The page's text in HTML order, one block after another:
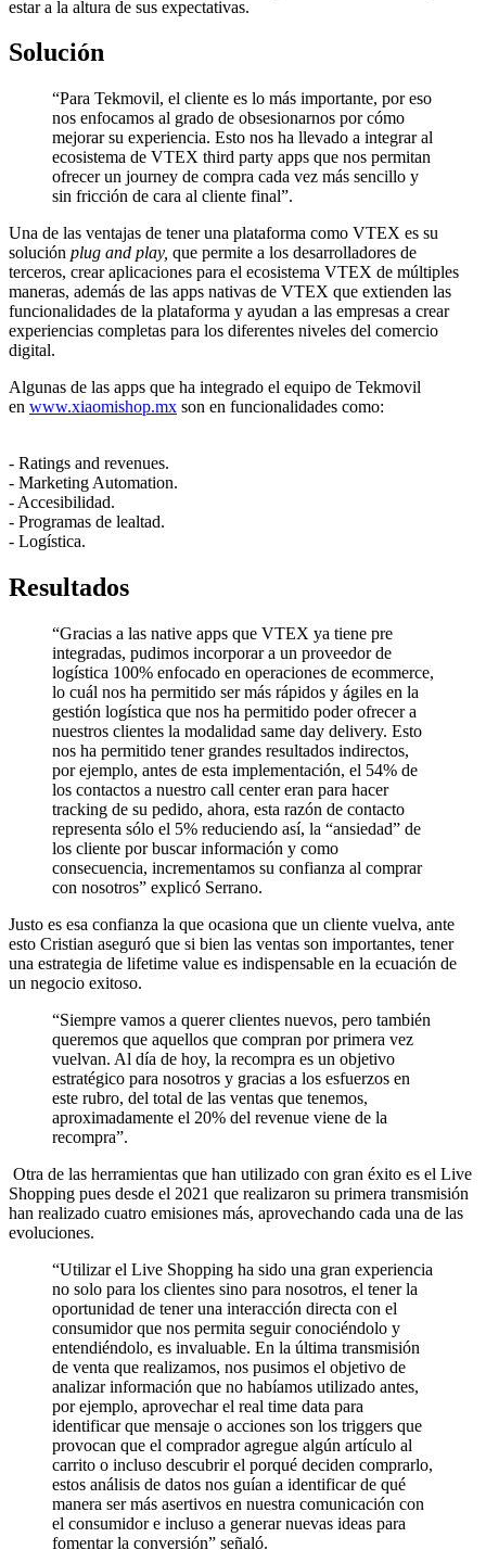
estar a la altura de sus expectativas.
Solución
“Para Tekmovil, el cliente es lo más importante, por eso
nos enfocamos al grado de obsesionarnos por cómo
mejorar su experiencia. Esto nos ha llevado a integrar al
ecosistema de VTEX third party apps que nos permitan
ofrecer un journey de compra cada vez más sencillo y
sin fricción de cara al cliente final”.
Una de las ventajas de tener una plataforma como VTEX es su
solución plug and play, que permite a los desarrolladores de
terceros, crear aplicaciones para el ecosistema VTEX de múltiples
maneras, además de las apps nativas de VTEX que extienden las
funcionalidades de la plataforma y ayudan a las empresas a crear
experiencias completas para los diferentes niveles del comercio
digital.
Algunas de las apps que ha integrado el equipo de Tekmovil
en www.xiaomishop.mx son en funcionalidades como:
- Ratings and revenues.
- Marketing Automation.
- Accesibilidad.
- Programas de lealtad.
- Logística.
Resultados
“Gracias a las native apps que VTEX ya tiene pre
integradas, pudimos incorporar a un proveedor de
logística 100% enfocado en operaciones de ecommerce,
lo cuál nos ha permitido ser más rápidos y ágiles en la
gestión logística que nos ha permitido poder ofrecer a
nuestros clientes la modalidad same day delivery. Esto
nos ha permitido tener grandes resultados indirectos,
por ejemplo, antes de esta implementación, el 54% de
los contactos a nuestro call center eran para hacer
tracking de su pedido, ahora, esta razón de contacto
representa sólo el 5% reduciendo así, la “ansiedad” de
los cliente por buscar información y como
consecuencia, incrementamos su confianza al comprar
con nosotros” explicó Serrano.
Justo es esa confianza la que ocasiona que un cliente vuelva, ante
esto Cristian aseguró que si bien las ventas son importantes, tener
una estrategia de lifetime value es indispensable en la ecuación de
un negocio exitoso.
“Siempre vamos a querer clientes nuevos, pero también
queremos que aquellos que compran por primera vez
vuelvan. Al día de hoy, la recompra es un objetivo
estratégico para nosotros y gracias a los esfuerzos en
este rubro, del total de las ventas que tenemos,
aproximadamente el 20% del revenue viene de la
recompra”.
Otra de las herramientas que han utilizado con gran éxito es el Live
Shopping pues desde el 2021 que realizaron su primera transmisión
han realizado cuatro emisiones más, aprovechando cada una de las
evoluciones.
“Utilizar el Live Shopping ha sido una gran experiencia
no solo para los clientes sino para nosotros, el tener la
oportunidad de tener una interacción directa con el
consumidor que nos permita seguir conociéndolo y
entendiéndolo, es invaluable. En la última transmisión
de venta que realizamos, nos pusimos el objetivo de
analizar información que no habíamos utilizado antes,
por ejemplo, aprovechar el real time data para
identificar que mensaje o acciones son los triggers que
provocan que el comprador agregue algún artículo al
carrito o incluso descubrir el porqué deciden comprarlo,
estos análisis de datos nos guían a identificar de qué
manera ser más asertivos en nuestra comunicación con
el consumidor e incluso a generar nuevas ideas para
fomentar la conversión” señaló.